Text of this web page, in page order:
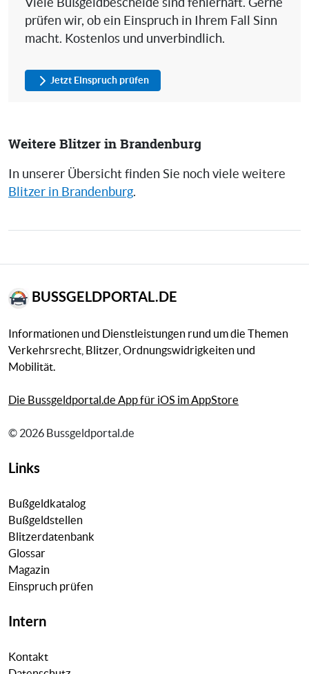
Viele Bußgeldbescheide sind fehlerhaft. Gerne
prüfen wir, ob ein Einspruch in Ihrem Fall Sinn
macht. Kostenlos und unverbindlich.
Jetzt Einspruch prüfen
Weitere Blitzer in Brandenburg
In unserer Übersicht finden Sie noch viele weitere
Blitzer in Brandenburg.
BUSSGELDPORTAL.DE
Informationen und Dienstleistungen rund um die Themen
Verkehrsrecht, Blitzer, Ordnungswidrigkeiten und
Mobilität.
Die Bussgeldportal.de App für iOS im AppStore
© 2026 Bussgeldportal.de
Links
Bußgeldkatalog
Bußgeldstellen
Blitzerdatenbank
Glossar
Magazin
Einspruch prüfen
Intern
Kontakt